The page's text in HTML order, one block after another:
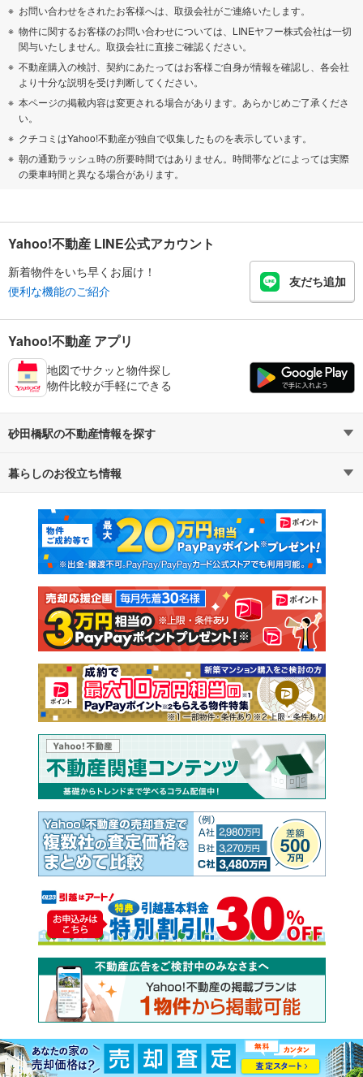
お問い合わせをされたお客様へは、取扱会社がご連絡いたします。
物件に関するお客様のお問い合わせについては、LINEヤフー株式会社は一切
関与いたしません。取扱会社に直接ご確認ください。
不動産購入の検討、契約にあたってはお客様ご自身が情報を確認し、各会社
より十分な説明を受け判断してください。
本ページの掲載内容は変更される場合があります。あらかじめご了承くださ
い。
クチコミはYahoo!不動産が独自で収集したものを表示しています。
朝の通勤ラッシュ時の所要時間ではありません。時間帯などによっては実際
の乗車時間と異なる場合があります。
Yahoo!不動産 LINE公式アカウント
新着物件をいち早くお届け！
便利な機能のご紹介
友だち追加
Yahoo!不動産 アプリ
地図でサクッと物件探し
物件比較が手軽にできる
砂田橋駅の不動産情報を探す
不動産・住宅
新築マンション 中古マンション
新築一戸建て 中古一戸建て
注文住宅 土地
売却査定
暮らしのお役立ち情報
マンションカタログ 教えて！住まいの先生